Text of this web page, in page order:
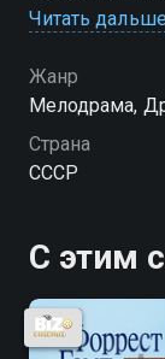
Каждая
Читать
Жанр
Мелодрама,
Страна
СССР
С этим